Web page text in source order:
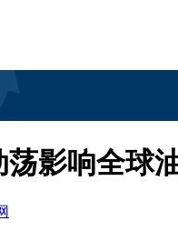
荡影响全球